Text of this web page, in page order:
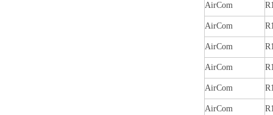
AirCom
AirCom
AirCom
AirCom
AirCom
AirCom